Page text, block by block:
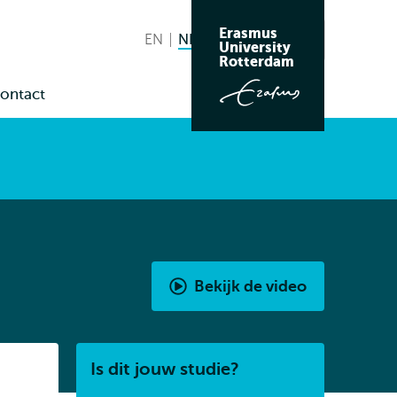
taal
EN English
NL Nederlands huidige taal
Zoeken
Erasmus
University
Rotterdam
Bekijk de video
Bachelor
Is dit jouw studie?